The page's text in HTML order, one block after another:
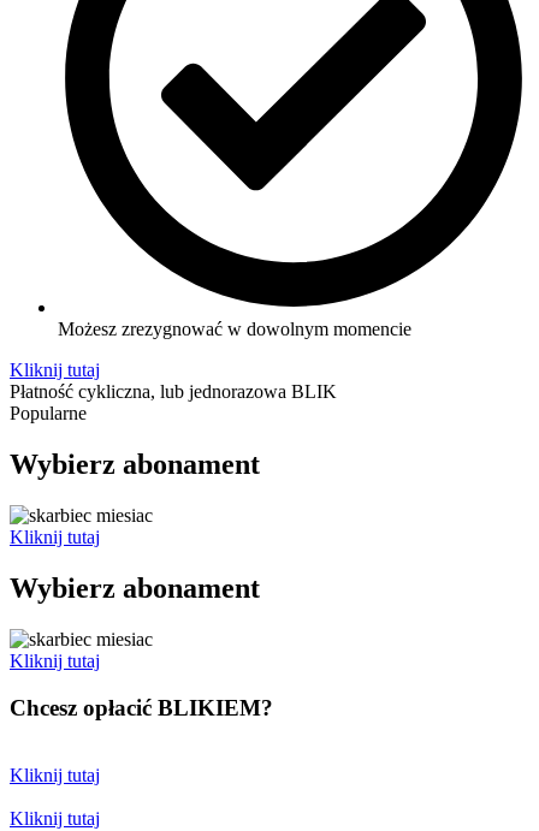
Możesz zrezygnować w dowolnym momencie
Kliknij tutaj
Płatność cykliczna, lub jednorazowa BLIK
Popularne
Wybierz abonament
Kliknij tutaj
Wybierz abonament
Kliknij tutaj
Chcesz opłacić BLIKIEM?
Kliknij tutaj
Kliknij tutaj